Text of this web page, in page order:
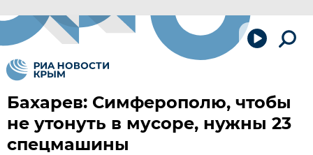
Бахарев: Симферополю, чтобы
не утонуть в мусоре, нужны 23
спецмашины